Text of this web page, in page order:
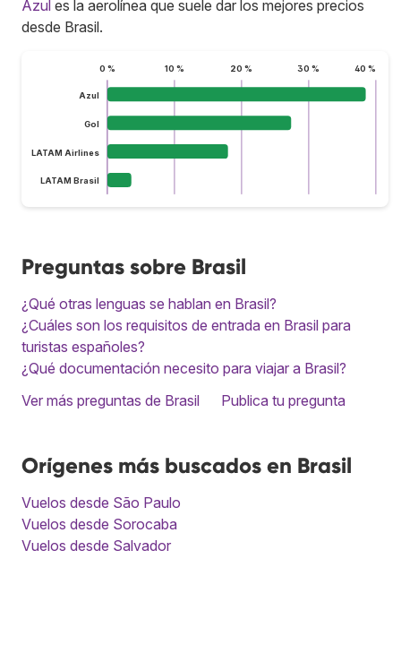
Azul es la aerolínea que suele dar los mejores precios
desde Brasil.
0 % 10 % 20 % 30 % 40 %
Azul
Gol
LATAM Airlines
LATAM Brasil
Preguntas sobre Brasil
¿Qué otras lenguas se hablan en Brasil?
¿Cuáles son los requisitos de entrada en Brasil para
turistas españoles?
¿Qué documentación necesito para viajar a Brasil?
Ver más preguntas de Brasil
Publica tu pregunta
Orígenes más buscados en Brasil
Vuelos desde São Paulo
Vuelos desde Sorocaba
Vuelos desde Salvador